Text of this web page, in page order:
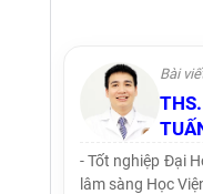
Bài
- Tốt nghiệp Đại
lâm sàng Học